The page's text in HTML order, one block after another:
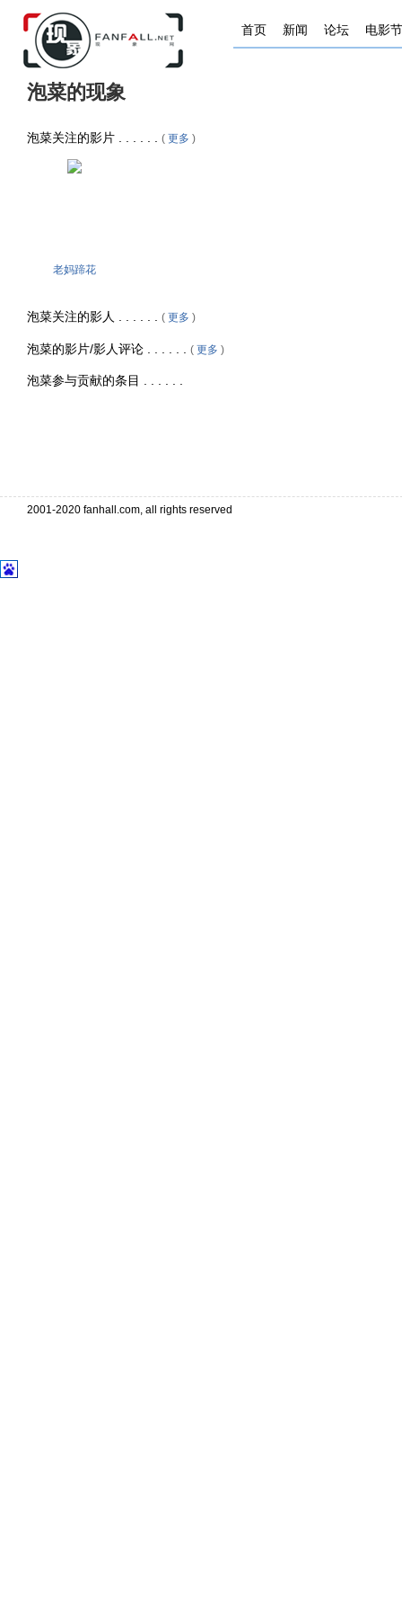
首页 新闻 论坛 电影节
泡菜的现象
泡菜关注的影片 . . . . . . ( 更多 )
老妈蹄花
泡菜关注的影人 . . . . . . ( 更多 )
泡菜的影片/影人评论 . . . . . . ( 更多 )
泡菜参与贡献的条目 . . . . . .
2001-2020 fanhall.com, all rights reserved